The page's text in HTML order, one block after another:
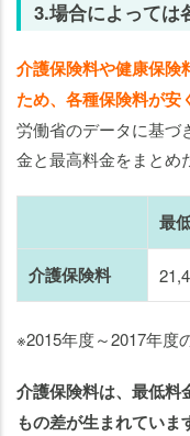
3.場合によっては
介護保険料や健康保険
ため、各種保険料が安
労働省のデータに基づ
金と最高料金をまとめ
最
介護保険料
※2015年度～2017年度
介護保険料は、最低料
もの差が生まれていま